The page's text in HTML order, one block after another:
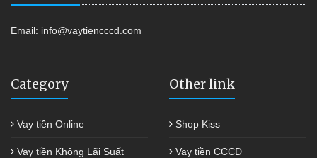
Email: info@vaytiencccd.com
Category
Vay tiền Online
Vay tiền Không Lãi Suất
Other link
Shop Kiss
Vay tiền CCCD